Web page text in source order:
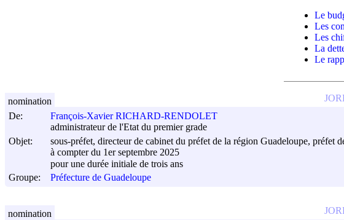
Le
Les
Les
La
Le
De:
François-Xavier RICHARD-RENDOLET
administrateur de l'Etat du premier grade
Objet:
sous-préfet, directeur de cabinet du préfet de la région Guadeloupe, préfet
à compter du 1er septembre 2025
pour une durée initiale de trois ans
Groupe:
Préfecture de Guadeloupe
nomination
nomination